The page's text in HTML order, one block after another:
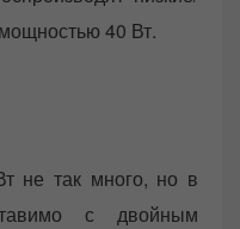
40 Вт.
не так много, но в
с двойным